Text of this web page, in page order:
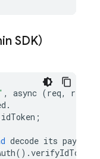
SDK）
, async (req, res
.
idToken ;
decode its payload
() .verifyIdToken